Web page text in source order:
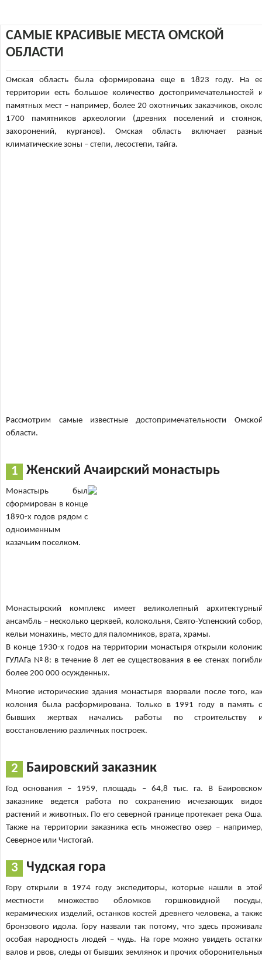
САМЫЕ КРАСИВЫЕ МЕСТА ОМСКОЙ
ОБЛАСТИ
Омская область была сформирована еще в 1823 году. На
территории есть большое количество достопримечательностей
памятных мест – например, более 20 охотничьих заказчиков,
1700 памятников археологии (древних поселений и
захоронений, курганов). Омская область включает
климатические зоны – степи, лесостепи, тайга.
Рассмотрим самые известные достопримечательности
области.
Женский Ачаирский монастырь
Монастырь был
сформирован в конце
1890-х годов рядом с
одноименным
казачьим поселком.
Монастырский комплекс имеет великолепный
ансамбль – несколько церквей, колокольня, Свято-Успенский
кельи монахинь, место для паломников, врата, храмы.
В конце 1930-х годов на территории монастыря открыли
ГУЛАГа №8: в течение 8 лет ее существования в ее стенах
более 200 000 осужденных.
Многие исторические здания монастыря взорвали после того,
колония была расформирована. Только в 1991 году в память
бывших жертвах начались работы по строительству
восстановлению различных построек.
Баировский заказник
Год основания – 1959, площадь – 64,8 тыс. га. В
заказнике ведется работа по сохранению исчезающих
растений и животных. По его северной границе протекает река
Также на территории заказника есть множество озер –
Северное или Чистогай.
Чудская гора
Гору открыли в 1974 году экспедиторы, которые нашли в
местности множество обломков горшковидной
керамических изделий, останков костей древнего человека, а
бронзового идола. Гору назвали так потому, что здесь
особая народность людей – чудь. На горе можно увидеть
валов и рвов, следы от бывших землянок и прочих